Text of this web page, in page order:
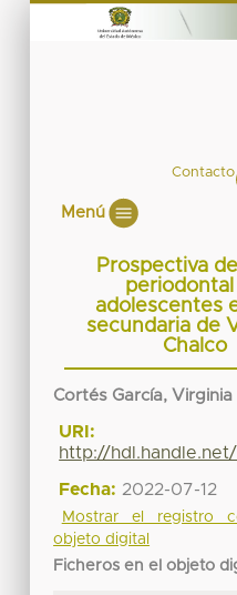
Contacto
Menú
Prospectiva
adolescentes
secundaria de
Chalco
Cortés García, Virginia
URI:
http://
Fecha: 2022-07-12
Mostrar el registro
objeto digital
Ficheros en el objeto